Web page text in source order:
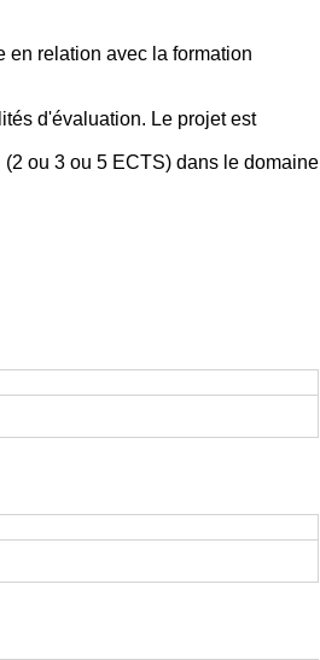
en relation avec la formation
d'évaluation. Le projet est
ou 3 ou 5 ECTS) dans le domaine